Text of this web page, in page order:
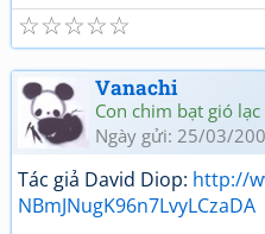
☆
☆
☆
☆
☆
Vanachi
Con chim bạt gió
Ngày gửi: 25/03/
Tác giả David Diop: http://
NBmJNugK96n7LvyLCzaDA